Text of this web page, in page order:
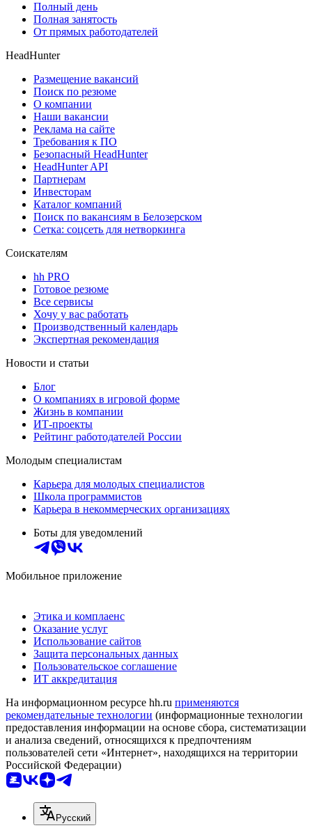
Полный день
Полная занятость
От прямых работодателей
HeadHunter
Размещение вакансий
Поиск по резюме
О компании
Наши вакансии
Реклама на сайте
Требования к ПО
Безопасный HeadHunter
HeadHunter API
Партнерам
Инвесторам
Каталог компаний
Поиск по вакансиям в Белозерском
Сетка: соцсеть для нетворкинга
Соискателям
hh PRO
Готовое резюме
Все сервисы
Хочу у вас работать
Производственный календарь
Экспертная рекомендация
Новости и статьи
Блог
О компаниях в игровой форме
Жизнь в компании
ИТ-проекты
Рейтинг работодателей России
Молодым специалистам
Карьера для молодых специалистов
Школа программистов
Карьера в некоммерческих организациях
Боты для уведомлений
Мобильное приложение
Этика и комплаенс
Оказание услуг
Использование сайтов
Защита персональных данных
Пользовательское соглашение
ИТ аккредитация
На информационном ресурсе hh.ru применяются
рекомендательные технологии (информационные технологии
предоставления информации на основе сбора, систематизации
и анализа сведений, относящихся к предпочтениям
пользователей сети «Интернет», находящихся на территории
Российской Федерации)
Русский